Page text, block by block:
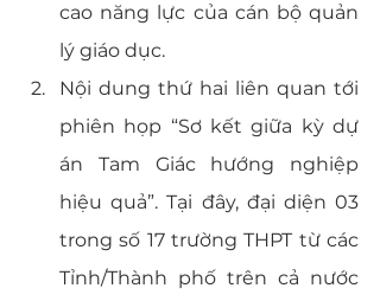
cao năng lực của cán bộ quản
lý giáo dục.
Nội dung thứ hai liên quan tới
phiên họp “Sơ kết giữa kỳ dự
án Tam Giác hướng nghiệp
hiệu quả”. Tại đây, đại diện 03
trong số 17 trường THPT từ các
Tỉnh/Thành phố trên cả nước